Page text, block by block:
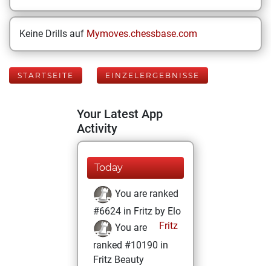
Keine Drills auf Mymoves.chessbase.com
STARTSEITE EINZELERGEBNISSE
Your Latest App
Activity
Today
You are ranked
#6624 in Fritz by Elo
Fritz
You are
ranked #10190 in
Fritz Beauty